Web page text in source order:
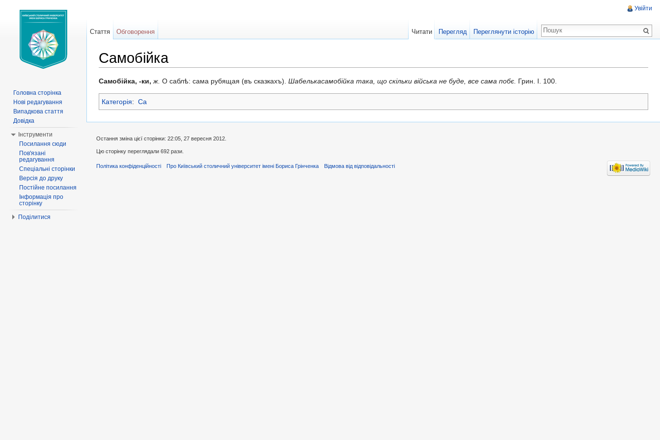
Самобійка
Самобійка, -ки,ж. О саблѣ: сама рубящая (въ сказкахъ). Шабелькасамобійка така, що скільки війська не буде, все сама побє. Грин. I. 100.
Категорія: Са
Увійти
Стаття Обговорення Читати Перегляд Переглянути історію
Головна сторінка
Нові редагування
Випадкова стаття
Довідка
Інструменти
Посилання сюди
Пов'язані
редагування
Спеціальні сторінки
Версія до друку
Постійне посилання
Інформація про
сторінку
Поділитися
Остання зміна цієї сторінки: 22:05, 27 вересня 2012.
Цю сторінку переглядали 692 рази.
Політика конфіденційності Про Київський столичний університет імені Бориса Грінченка Відмова від відповідальності